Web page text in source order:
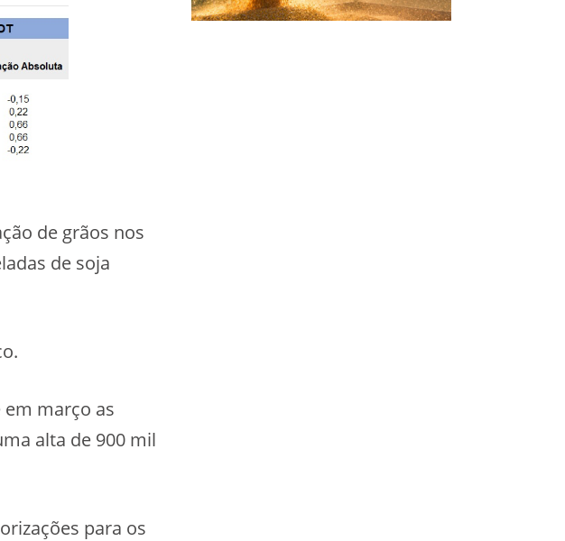
de grãos nos
de soja
março as
alta de 900 mil
para os